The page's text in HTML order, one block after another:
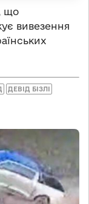
що
вивезення
ДЕВІД БІЗЛІ